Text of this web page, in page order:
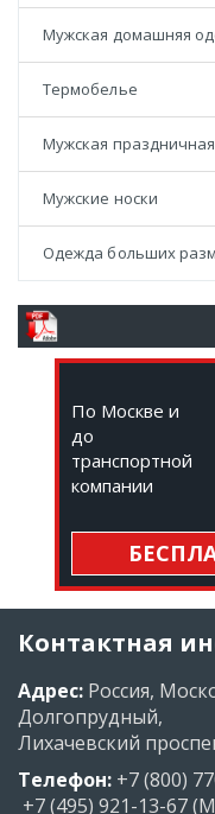
Мужская домашняя
Термобелье
Мужская
Мужские носки
Одежда больших
По Москве и
до
транспортной
компании
Контактная
Адрес: Россия,
Долгопрудный,
Лихачевский
Телефон: +7 (800)
+7 (495) 921-13-67